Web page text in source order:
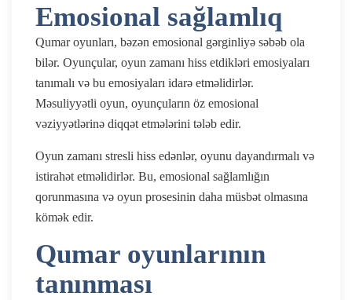
Emosional sağlamlıq
Qumar oyunları, bəzən emosional gərginliyə səbəb ola
bilər. Oyunçular, oyun zamanı hiss etdikləri emosiyaları
tanımalı və bu emosiyaları idarə etməlidirlər.
Məsuliyyətli oyun, oyunçuların öz emosional
vəziyyətlərinə diqqət etmələrini tələb edir.
Oyun zamanı stresli hiss edənlər, oyunu dayandırmalı və
istirahət etməlidirlər. Bu, emosional sağlamlığın
qorunmasına və oyun prosesinin daha müsbət olmasına
kömək edir.
Qumar oyunlarının
tanınması